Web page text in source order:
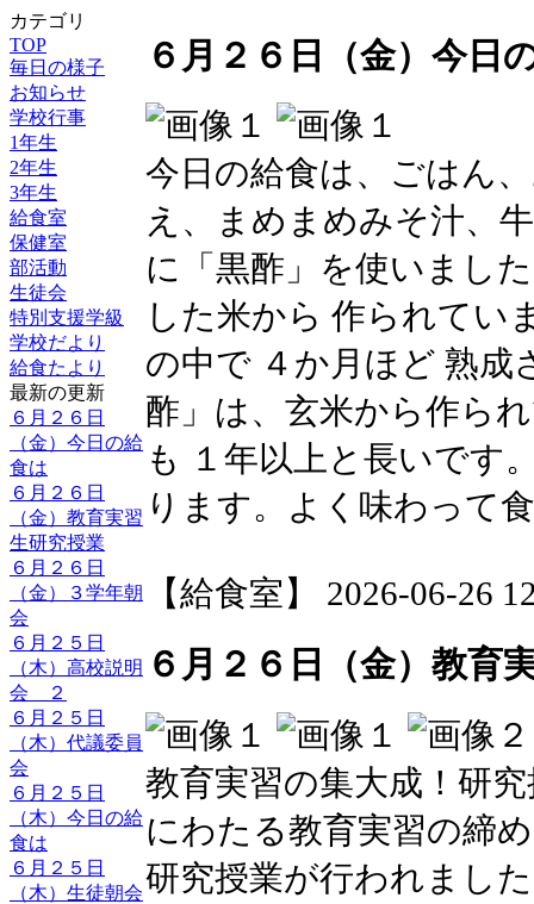
カテゴリ
TOP
毎日の様子
お知らせ
学校行事
1年生
2年生
3年生
給食室
保健室
部活動
生徒会
特別支援学級
学校だより
給食たより
最新の更新
６月２６日
（金）今日の給
食は
６月２６日
（金）教育実習
生研究授業
６月２６日
（金）３学年朝
会
６月２５日
（木）高校説明
会 ２
６月２５日
（木）代議委員
会
６月２５日
（木）今日の給
食は
６月２５日
（木）生徒朝会
６月２６日（金）今日
今日の給食は、ごはん
え、まめまめみそ汁、
に「黒酢」を使いまし
した米から 作られてい
の中で ４か月ほど 熟成
酢」は、玄米から作ら
も １年以上と長いです
ります。よく味わって
【給食室】 2026-06-26
６月２６日（金）教育
教育実習の集大成！研
にわたる教育実習の締
研究授業が行われまし